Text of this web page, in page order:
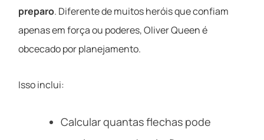
preparo. Diferente de muitos heróis que confiam
apenas em força ou poderes, Oliver Queen é
obcecado por planejamento.
Isso inclui:
Calcular quantas flechas pode